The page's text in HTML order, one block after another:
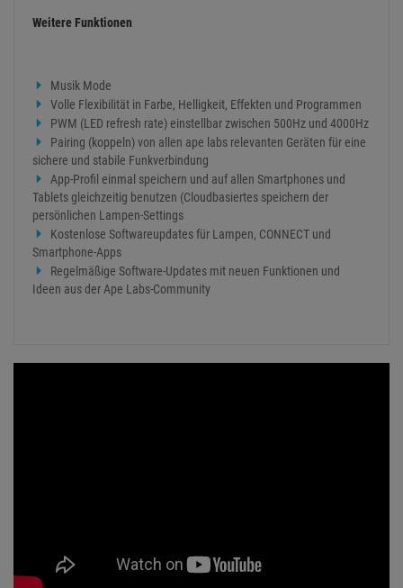
Weitere Funktionen
Musik Mode
Volle Flexibilität in Farbe, Helligkeit, Effekten und Programmen
PWM (LED refresh rate) einstellbar zwischen 500Hz und 4000Hz
Pairing (koppeln) von allen ape labs relevanten Geräten für eine
sichere und stabile Funkverbindung
App-Profil einmal speichern und auf allen Smartphones und
Tablets gleichzeitig benutzen (Cloudbasiertes speichern der
persönlichen Lampen-Settings
Kostenlose Softwareupdates für Lampen, CONNECT und
Smartphone-Apps
Regelmäßige Software-Updates mit neuen Funktionen und
Ideen aus der Ape Labs-Community